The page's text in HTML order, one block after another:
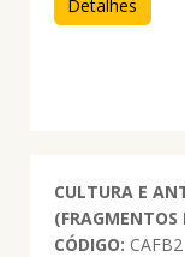
Detalhes
CULTURA E
(FRAGMENTOS
CÓDIGO: CAFB2